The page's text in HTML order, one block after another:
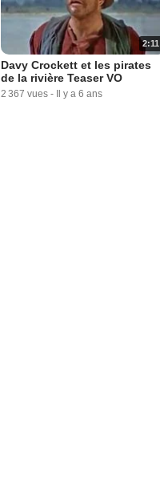
2:11
Davy Crockett et les pirates
de la rivière Teaser VO
2 367 vues - Il y a 6 ans